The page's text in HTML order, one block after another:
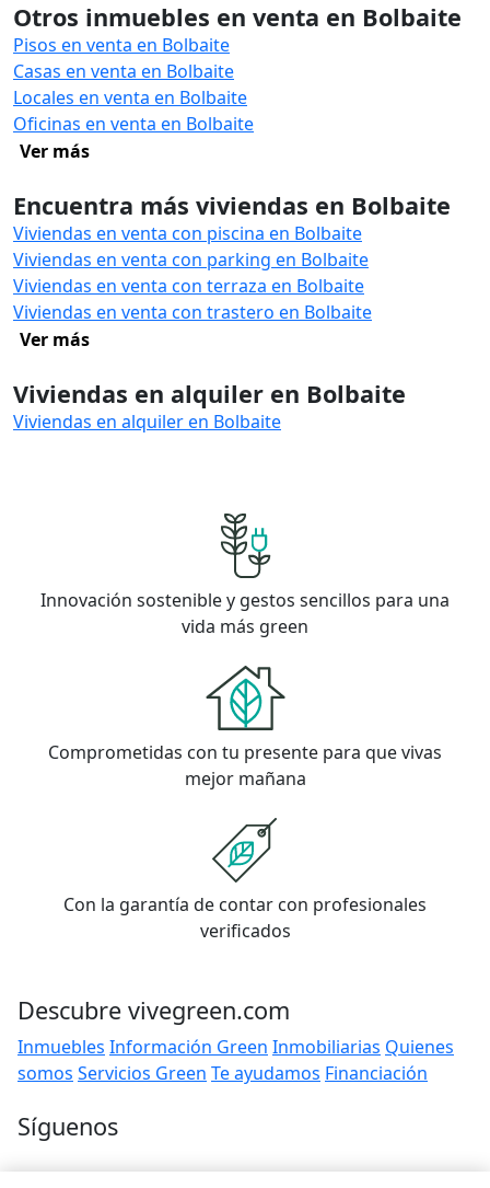
Otros inmuebles en venta en Bolbaite
Pisos en venta en Bolbaite
Casas en venta en Bolbaite
Locales en venta en Bolbaite
Oficinas en venta en Bolbaite
Ver más
Encuentra más viviendas en Bolbaite
Viviendas en venta con piscina en Bolbaite
Viviendas en venta con parking en Bolbaite
Viviendas en venta con terraza en Bolbaite
Viviendas en venta con trastero en Bolbaite
Ver más
Viviendas en alquiler en Bolbaite
Viviendas en alquiler en Bolbaite
Innovación sostenible y gestos sencillos para una
vida más green
Comprometidas con tu presente para que vivas
mejor mañana
Con la garantía de contar con profesionales
verificados
Descubre vivegreen.com
Inmuebles Información Green Inmobiliarias Quienes
somos Servicios Green Te ayudamos Financiación
Síguenos
Contacto